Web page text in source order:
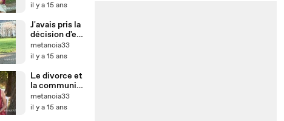
il y a 15 ans
J'avais pris la
décision d'en
finir avec la
vie
metanoia33
il y a 15 ans
Le divorce et
la communion
de désir
metanoia33
il y a 15 ans